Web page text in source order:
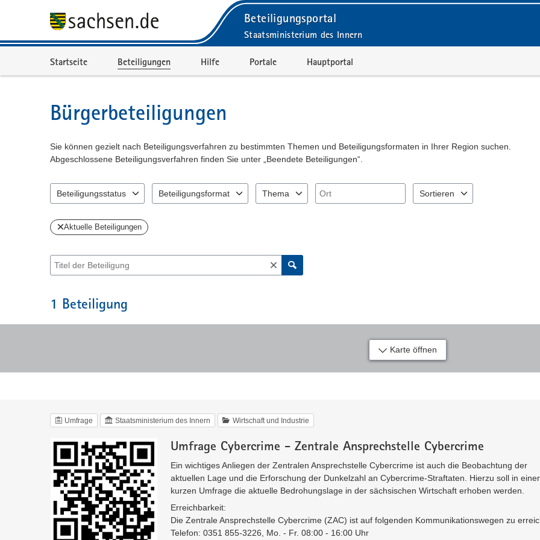
Beteiligungsportal
Staatsministerium des Innern
Startseite Beteiligungen Hilfe Portale Hauptportal
Bürgerbeteiligungen
Sie können gezielt nach Beteiligungsverfahren zu bestimmten Themen und Beteiligungsformaten in Ihrer Region suchen.
Abgeschlossene Beteiligungsverfahren finden Sie unter „Beendete Beteiligungen“.
Beteiligungsstatus
Beteiligungsformat
Thema
Ort
Sortieren
Aktuelle Beteiligungen
Suche nach Beteiligung
1 Beteiligung
Karte öffnen
Umfrage Staatsministerium des Innern Wirtschaft und Industrie
Umfrage Cybercrime - Zentrale Ansprechstelle Cybercrime
Ein wichtiges Anliegen der Zentralen Ansprechstelle Cybercrime ist auch die Beobachtung der
aktuellen Lage und die Erforschung der Dunkelzahl an Cybercrime-Straftaten. Hierzu soll in einer
kurzen Umfrage die aktuelle Bedrohungslage in der sächsischen Wirtschaft erhoben werden.
Erreichbarkeit:
Die Zentrale Ansprechstelle Cybercrime (ZAC) ist auf folgenden Kommunikationswegen zu
Telefon: 0351 855-3226, Mo. - Fr. 08:00 - 16:00 Uhr